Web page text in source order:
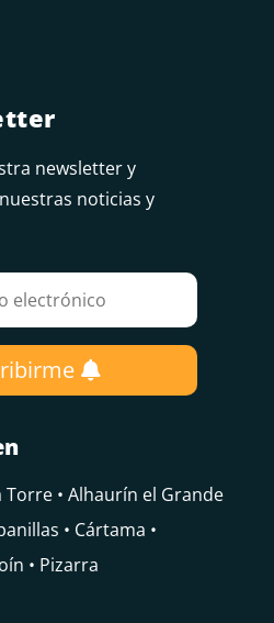
newsletter y
noticias y
• Alhaurín el Grande
• Cártama •
• Pizarra